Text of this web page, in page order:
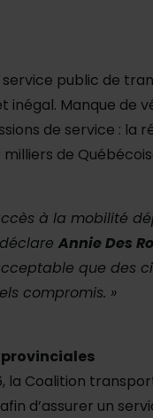
service public de
Manque de
de service : la
de
à la mobilité
Annie Des
que des
compromis. »
la Coalition
d’assurer un